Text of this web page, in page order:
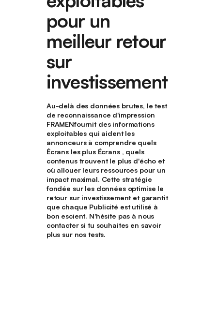
pour un
meilleur retour
sur
investissement
Au-delà des données brutes, le test
de reconnaissance d'impression
FRAMENfournit des informations
exploitables qui aident les
annonceurs à comprendre quels
Écrans les plus Écrans , quels
contenus trouvent le plus d'écho et
où allouer leurs ressources pour un
impact maximal. Cette stratégie
fondée sur les données optimise le
retour sur investissement et garantit
que chaque Publicité est utilisé à
bon escient. N'hésite pas à nous
contacter si tu souhaites en savoir
plus sur nos tests.